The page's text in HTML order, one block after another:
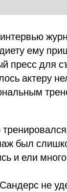
ему
пресс для
актеру
был
и ели
не